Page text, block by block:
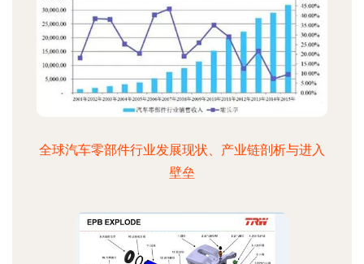
全球汽车零部件行业发展现状、产业链剖析与进入
壁垒